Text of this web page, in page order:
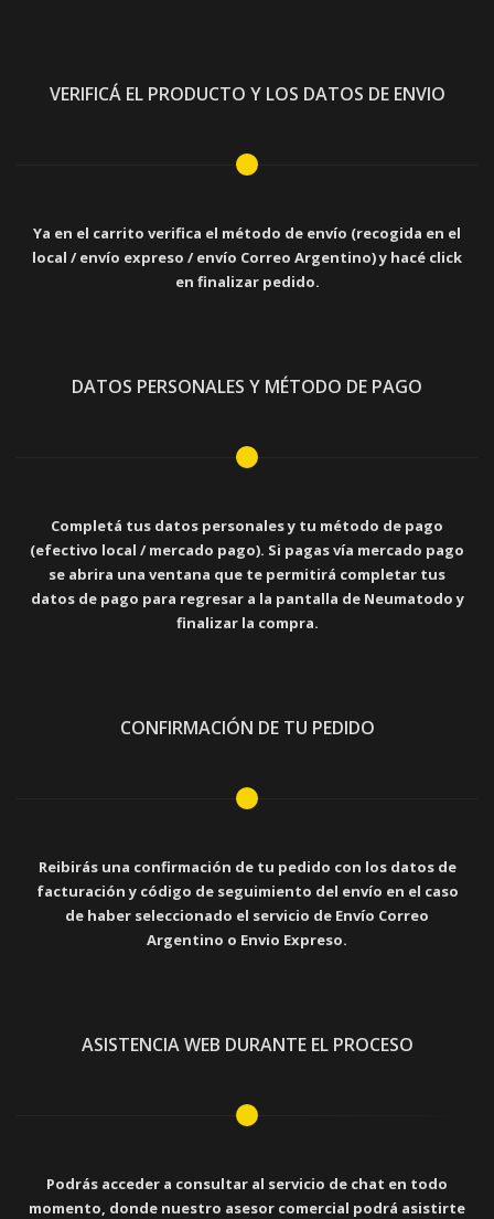
VERIFICÁ EL PRODUCTO Y LOS DATOS DE ENVIO
Ya en el carrito verifica el método de envío (recogida en el
local / envío expreso / envío Correo Argentino) y hacé click
en finalizar pedido.
DATOS PERSONALES Y MÉTODO DE PAGO
Completá tus datos personales y tu método de pago
(efectivo local / mercado pago). Si pagas vía mercado pago
se abrira una ventana que te permitirá completar tus
datos de pago para regresar a la pantalla de Neumatodo y
finalizar la compra.
CONFIRMACIÓN DE TU PEDIDO
Reibirás una confirmación de tu pedido con los datos de
facturación y código de seguimiento del envío en el caso
de haber seleccionado el servicio de Envío Correo
Argentino o Envio Expreso.
ASISTENCIA WEB DURANTE EL PROCESO
Podrás acceder a consultar al servicio de chat en todo
momento, donde nuestro asesor comercial podrá asistirte